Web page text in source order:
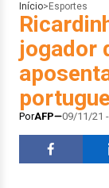
Início> Esportes
jogador
PorAFP 09/11/21